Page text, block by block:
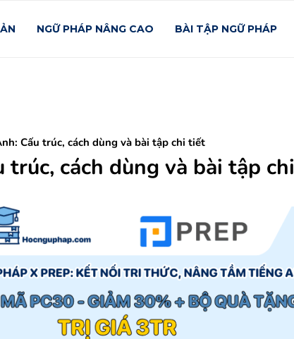
NGỮ PHÁP NÂNG CAO BÀI TẬP NGỮ PHÁP
Cấu trúc, cách dùng và bài tập chi tiết
cách dùng và bài tập chi